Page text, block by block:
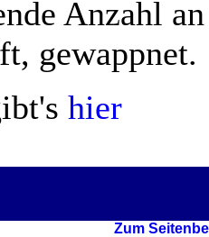
Anzahl
gewappnet.
hier
Zum